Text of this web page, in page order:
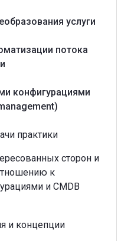
услуги
потока
конфигурациями
практики
сторон и
к
и CMDB
и концепции